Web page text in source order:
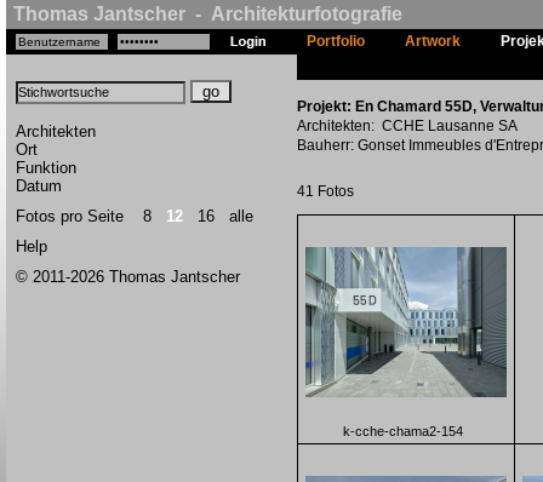
Thomas Jantscher - Architekturfotografie
Architekten
Ort
Funktion
Datum
Fotos pro Seite 8 12 16
alle
Help
© 2011-2026 Thomas Jantscher
Portfolio Artwork
Projekt: En Chamard 55D,
Architekten: CCHE Lausanne SA
Bauherr: Gonset Immeubles
41 Fotos
k-cche-chama2-154